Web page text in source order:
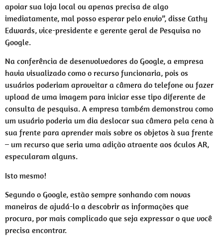
apoiar sua loja local ou apenas precisa de algo
imediatamente, mal posso esperar pelo envio”, disse Cathy
Edwards, vice-presidente e gerente geral de Pesquisa no
Google.
Na conferência de desenvolvedores do Google, a empresa
havia visualizado como o recurso funcionaria, pois os
usuários poderiam aproveitar a câmera do telefone ou fazer
upload de uma imagem para iniciar esse tipo diferente de
consulta de pesquisa. A empresa também demonstrou como
um usuário poderia um dia deslocar sua câmera pela cena à
sua frente para aprender mais sobre os objetos à sua frente
– um recurso que seria uma adição atraente aos óculos AR,
especularam alguns.
Isto mesmo!
Segundo o Google, estão sempre sonhando com novas
maneiras de ajudá-lo a descobrir as informações que
procura, por mais complicado que seja expressar o que você
precisa encontrar.